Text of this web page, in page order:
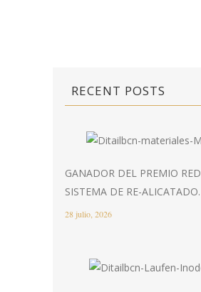
RECENT POSTS
GANADOR DEL PREMIO
SISTEMA DE RE-ALICATADO.
28 julio, 2026